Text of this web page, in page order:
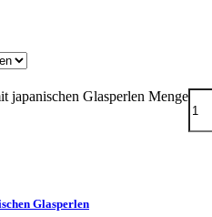
japanischen Glasperlen Menge
Glasperlen